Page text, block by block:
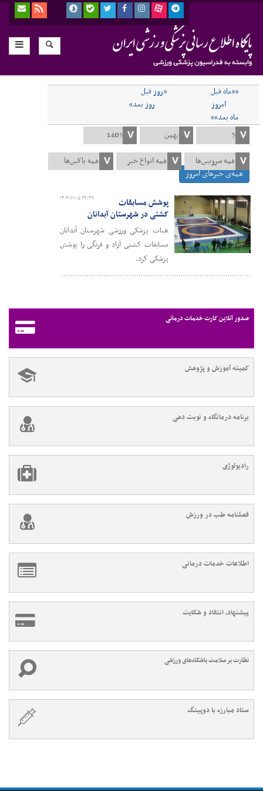
««ماه قبل
«روز قبل
امروز
روز بعد»
ماه بعد»»
همه‌ی خبرهای امروز
۱۴۰۳-۱۱-۰۵ ۲۳:۳۹
پوشش مسابقات
کشتی در شهرستان آبدانان
هیات پزشکی ورزشی شهرستان آبدانان
مسابقات کشتی آزاد و فرنگی را پوشش
پزشکی کرد.
صدور آنلاین کارت خدمات درمانی
کمیته آموزش و پژوهش
برنامه درمانگاه و نوبت دهی
رادیولوژی
فصلنامه طب در ورزش
اطلاعات خدمات درمانی
پیشنهاد، انتقاد و شکایت
نظارت بر سلامت باشگاه‌های ورزشی
ستاد مبارزه با دوپینگ